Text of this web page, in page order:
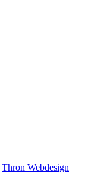
Thron Webdesign